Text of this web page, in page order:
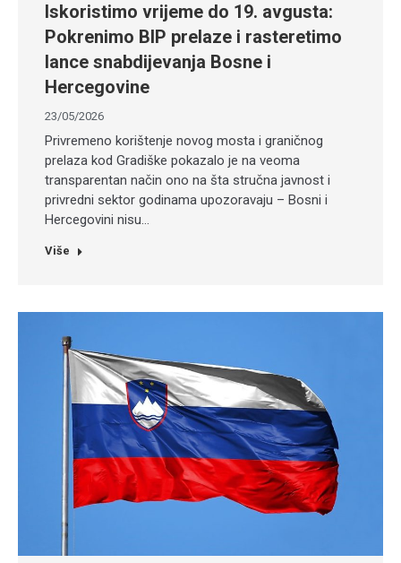
Iskoristimo vrijeme do 19. avgusta:
Pokrenimo BIP prelaze i rasteretimo
lance snabdijevanja Bosne i
Hercegovine
23/05/2026
Privremeno korištenje novog mosta i graničnog
prelaza kod Gradiške pokazalo je na veoma
transparentan način ono na šta stručna javnost i
privredni sektor godinama upozoravaju – Bosni i
Hercegovini nisu…
Više